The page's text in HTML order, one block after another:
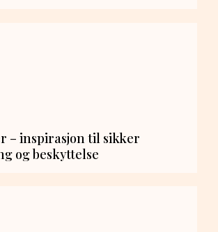
– inspirasjon til sikker
og beskyttelse